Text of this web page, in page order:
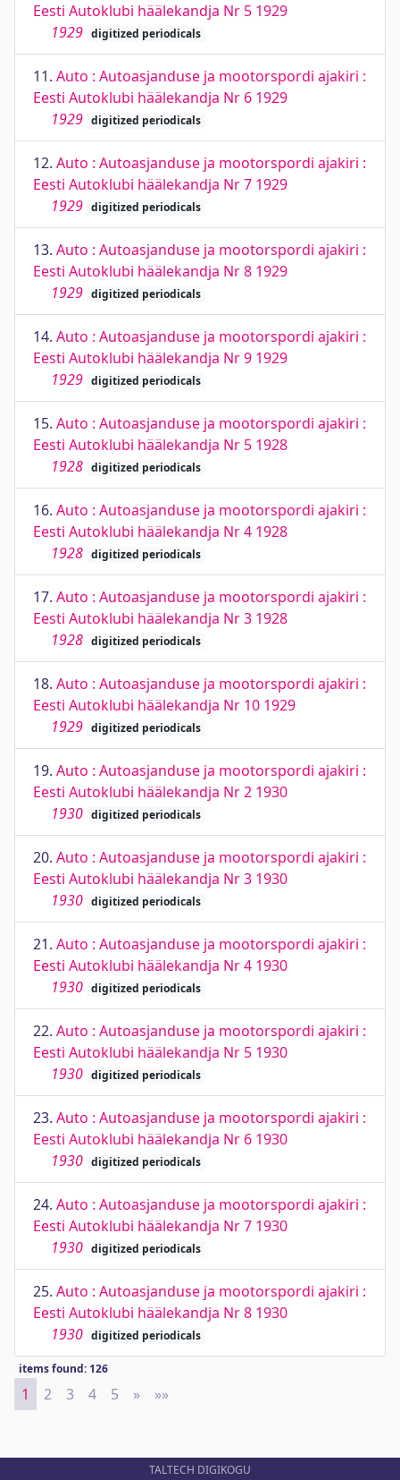
Eesti Autoklubi häälekandja Nr 5 1929
1929 digitized periodicals
11. Auto : Autoasjanduse ja mootorspordi ajakiri :
Eesti Autoklubi häälekandja Nr 6 1929
1929 digitized periodicals
12. Auto : Autoasjanduse ja mootorspordi ajakiri :
Eesti Autoklubi häälekandja Nr 7 1929
1929 digitized periodicals
13. Auto : Autoasjanduse ja mootorspordi ajakiri :
Eesti Autoklubi häälekandja Nr 8 1929
1929 digitized periodicals
14. Auto : Autoasjanduse ja mootorspordi ajakiri :
Eesti Autoklubi häälekandja Nr 9 1929
1929 digitized periodicals
15. Auto : Autoasjanduse ja mootorspordi ajakiri :
Eesti Autoklubi häälekandja Nr 5 1928
1928 digitized periodicals
16. Auto : Autoasjanduse ja mootorspordi ajakiri :
Eesti Autoklubi häälekandja Nr 4 1928
1928 digitized periodicals
17. Auto : Autoasjanduse ja mootorspordi ajakiri :
Eesti Autoklubi häälekandja Nr 3 1928
1928 digitized periodicals
18. Auto : Autoasjanduse ja mootorspordi ajakiri :
Eesti Autoklubi häälekandja Nr 10 1929
1929 digitized periodicals
19. Auto : Autoasjanduse ja mootorspordi ajakiri :
Eesti Autoklubi häälekandja Nr 2 1930
1930 digitized periodicals
20. Auto : Autoasjanduse ja mootorspordi ajakiri :
Eesti Autoklubi häälekandja Nr 3 1930
1930 digitized periodicals
21. Auto : Autoasjanduse ja mootorspordi ajakiri :
Eesti Autoklubi häälekandja Nr 4 1930
1930 digitized periodicals
22. Auto : Autoasjanduse ja mootorspordi ajakiri :
Eesti Autoklubi häälekandja Nr 5 1930
1930 digitized periodicals
23. Auto : Autoasjanduse ja mootorspordi ajakiri :
Eesti Autoklubi häälekandja Nr 6 1930
1930 digitized periodicals
24. Auto : Autoasjanduse ja mootorspordi ajakiri :
Eesti Autoklubi häälekandja Nr 7 1930
1930 digitized periodicals
25. Auto : Autoasjanduse ja mootorspordi ajakiri :
Eesti Autoklubi häälekandja Nr 8 1930
1930 digitized periodicals
items found: 126
1 2 3 4 5 » Next
»»
TALTECH DIGIKOGU